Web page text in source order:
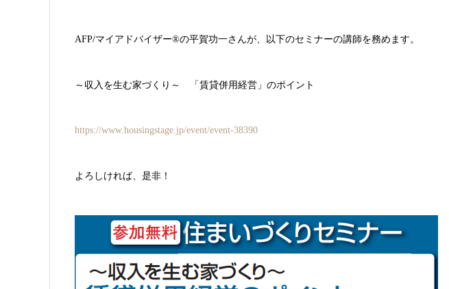
AFP/マイアドバイザー®の平賀功一さんが、以下のセミナーの講師を務めます。
～収入を生む家づくり～ 「賃貸併用経営」のポイント
https://www.housingstage.jp/event/event-38390
よろしければ、是非！